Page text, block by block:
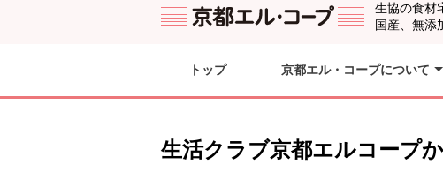
生協の食材
国産、無添
ここからサイト内共通メニューです。
サイト内共通メニューをスキップする
トップ 京都エル・コープについて
生活クラブ京都エルコープ